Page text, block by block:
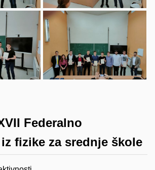
Federalno
fizike za srednje škole